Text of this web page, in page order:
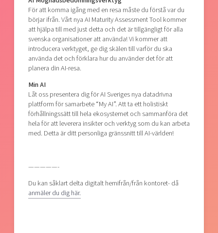
För att komma igång med en resa måste du förstå var du
börjar ifrån. Vårt nya AI Maturity Assessment Tool kommer
att hjälpa till med just detta och det är tillgängligt för alla
svenska organisationer att använda! Vi kommer att
introducera verktyget, ge dig skälen till varför du ska
använda det och förklara hur du använder det för att
planera din AI-resa.
Min AI
Låt oss presentera dig för AI Sveriges nya datadrivna
plattform för samarbete “My AI”. Att ta ett holistiskt
förhållningssätt till hela ekosystemet och sammanföra det
hela för att leverera insikter och verktyg som du kan arbeta
med. Detta är ditt personliga gränssnitt till AI-världen!
—————-
Du kan såklart delta digitalt hemifrån/från kontoret- då
anmäler du dig här.